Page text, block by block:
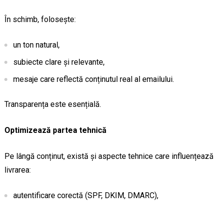
În schimb, folosește:
un ton natural,
subiecte clare și relevante,
mesaje care reflectă conținutul real al emailului.
Transparența este esențială.
Optimizează partea tehnică
Pe lângă conținut, există și aspecte tehnice care influențează
livrarea:
autentificare corectă (SPF, DKIM, DMARC),